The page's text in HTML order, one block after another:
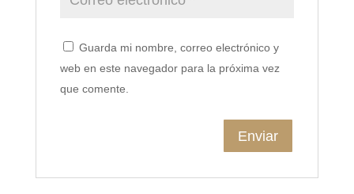
Guarda mi nombre, correo electrónico y
web en este navegador para la próxima vez
que comente.